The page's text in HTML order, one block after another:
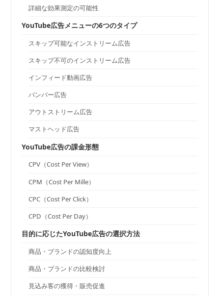
詳細な効果測定の可能性
YouTube広告メニューの6つのタイプ
スキップ可能なインストリーム広告
スキップ不可のインストリーム広告
インフィード動画広告
バンパー広告
アウトストリーム広告
マストヘッド広告
YouTube広告の課金形態
CPV（Cost Per View）
CPM（Cost Per Mille）
CPC（Cost Per Click）
CPD（Cost Per Day）
目的に応じたYouTube広告の選択方法
商品・ブランドの認知度向上
商品・ブランドの比較検討
見込み客の獲得・販売促進